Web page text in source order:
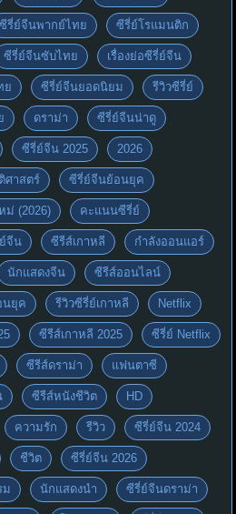
ซีรี่ย์จีนพากย์ไทย ซีรี่ย์โรแมนติก
ซีรี่ย์จีนซับไทย เรื่องย่อซีรี่ย์จีน
ย ซีรี่ย์จีนยอดนิยม รีวิวซีรี่ย์
ดราม่า ซีรี่ย์จีนน่าดู
ซีรี่ย์จีน 2025 2026
ศาสตร์ ซีรี่ย์จีนย้อนยุค
ม่ (2026) คะแนนซีรี่ย์
จีน ซีรีส์เกาหลี กำลังออนแอร์
นักแสดงจีน ซีรีส์ออนไลน์
นยุค รีวิวซีรี่ย์เกาหลี Netflix
ซีรีส์เกาหลี 2025 ซีรี่ย์ Netflix
ซีรีส์ดราม่า แฟนตาซี
ซีรีส์หนังชีวิต HD
ความรัก รีวิว ซีรี่ย์จีน 2024
ชีวิต ซีรี่ย์จีน 2026
ม นักแสดงนำ ซีรี่ย์จีนดราม่า